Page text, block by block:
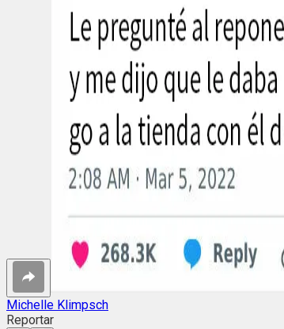
Michelle Klimpsch
Reportar